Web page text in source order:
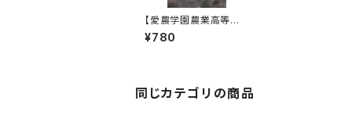
【愛農学園農業高等学
校】柚子胡椒
¥780
同じカテゴリの商品